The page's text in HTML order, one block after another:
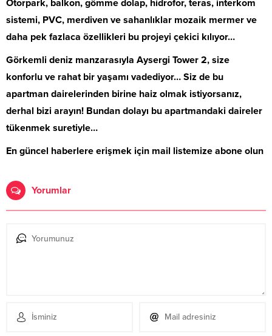
Otorpark, balkon, gömme dolap, hidrofor, teras, interkom
sistemi, PVC, merdiven ve sahanlıklar mozaik mermer ve
daha pek fazlaca özellikleri bu projeyi çekici kılıyor…
Görkemli deniz manzarasıyla Aysergi Tower 2, size
konforlu ve rahat bir yaşamı vadediyor… Siz de bu
apartman dairelerinden birine haiz olmak istiyorsanız,
derhal bizi arayın! Bundan dolayı bu apartmandaki daireler
tükenmek suretiyle…
En güncel haberlere erişmek için mail listemize abone olun
Yorumlar